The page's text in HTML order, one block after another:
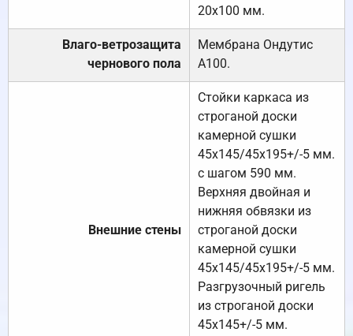
20х100 мм.
Влаго-ветрозащита
чернового пола
Мембрана Ондутис
А100.
Внешние стены
Стойки каркаса из
строганой доски
камерной сушки
45х145/45х195+/-5 мм.
с шагом 590 мм.
Верхняя двойная и
нижняя обвязки из
строганой доски
камерной сушки
45х145/45х195+/-5 мм.
Разгрузочный ригель
из строганой доски
45х145+/-5 мм.